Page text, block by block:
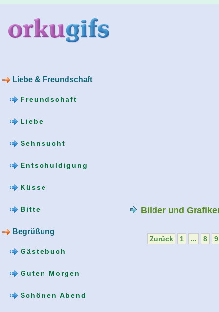
Liebe & Freundschaft
Freundschaft
Liebe
Sehnsucht
Entschuldigung
Küsse
Bitte
Begrüßung
Gästebuch
Guten Morgen
Schönen Abend
Bilder und
Zurück 1 ... 8 9